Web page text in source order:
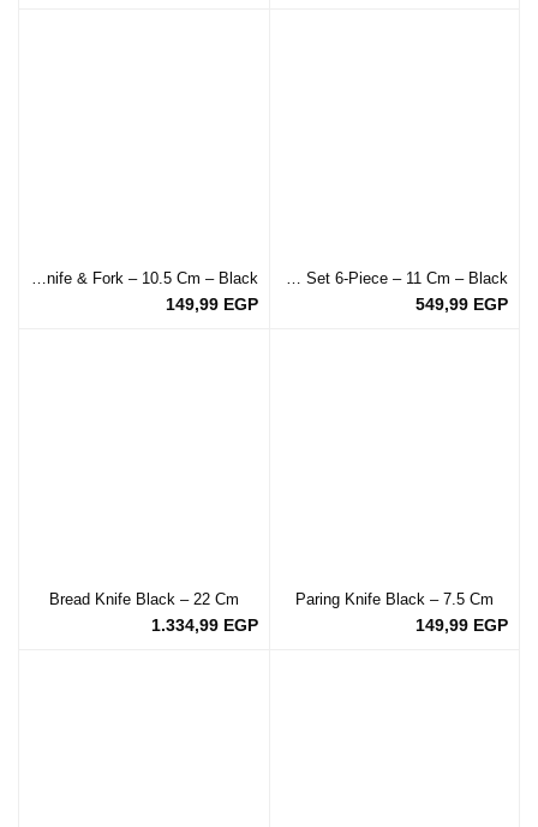
Serrated Table Steak Knife – Set 6-Piece – 11 Cm – Black
549,99 EGP
Cheese Knife & Fork – 10.5 Cm – Black
149,99 EGP
Paring Knife Black – 7.5 Cm
149,99 EGP
Bread Knife Black – 22 Cm
1.334,99 EGP